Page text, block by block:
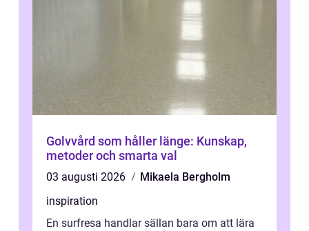
Golvvård som håller länge: Kunskap,
metoder och smarta val
03 augusti 2026
Mikaela Bergholm
inspiration
En surfresa handlar sällan bara om att lära